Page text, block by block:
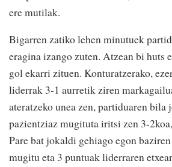
ere mutilak.
Bigarren zatiko lehen minutuek
eragina izango zuten. Atzean bi huts
gol ekarri zituen. Konturatzerako,
liderrak 3-1 aurretik ziren
ateratzeko unea zen, partiduaren bila
pazientziaz mugituta iritsi zen 3-
Pare bat jokaldi gehiago egon
mugitu eta 3 puntuak liderraren